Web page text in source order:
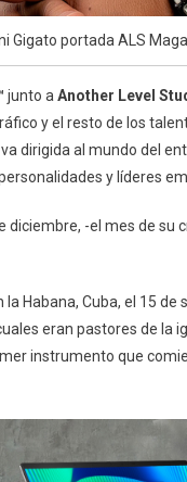
Gigato portada ALS
junto a Another Level
y el resto de los
dirigida al mundo del
y líderes
diciembre, -el mes de su
Habana, Cuba, el 15
eran pastores de la
instrumento que